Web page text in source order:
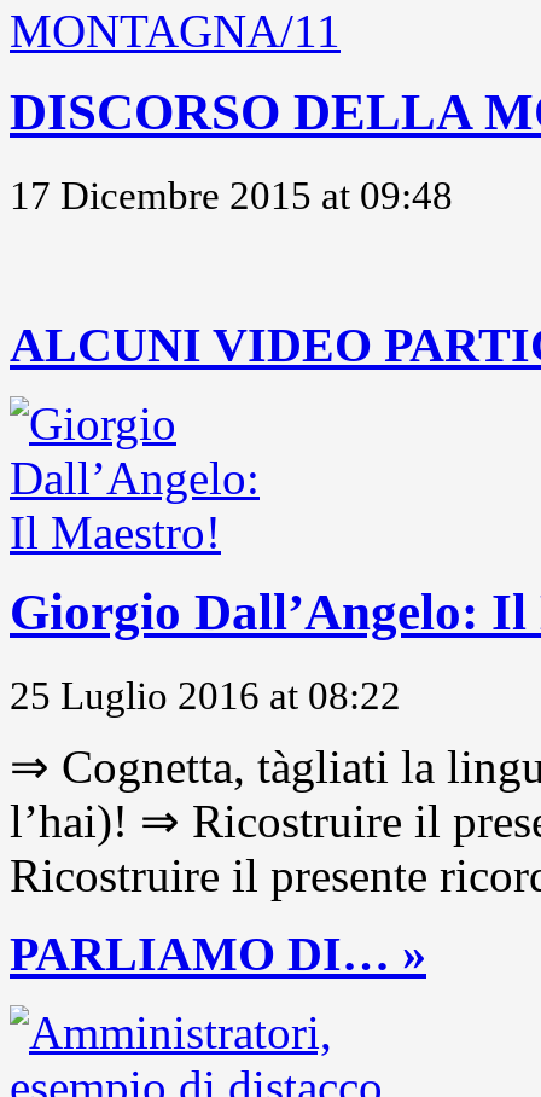
DISCORSO DELLA
17 Dicembre 2015 at 09:48
ALCUNI VIDEO
Giorgio Dall’Angelo:
25 Luglio 2016 at 08:22
⇒ Cognetta, tàgliati la
l’hai)! ⇒ Ricostruire il
Ricostruire il presente
PARLIAMO DI… »